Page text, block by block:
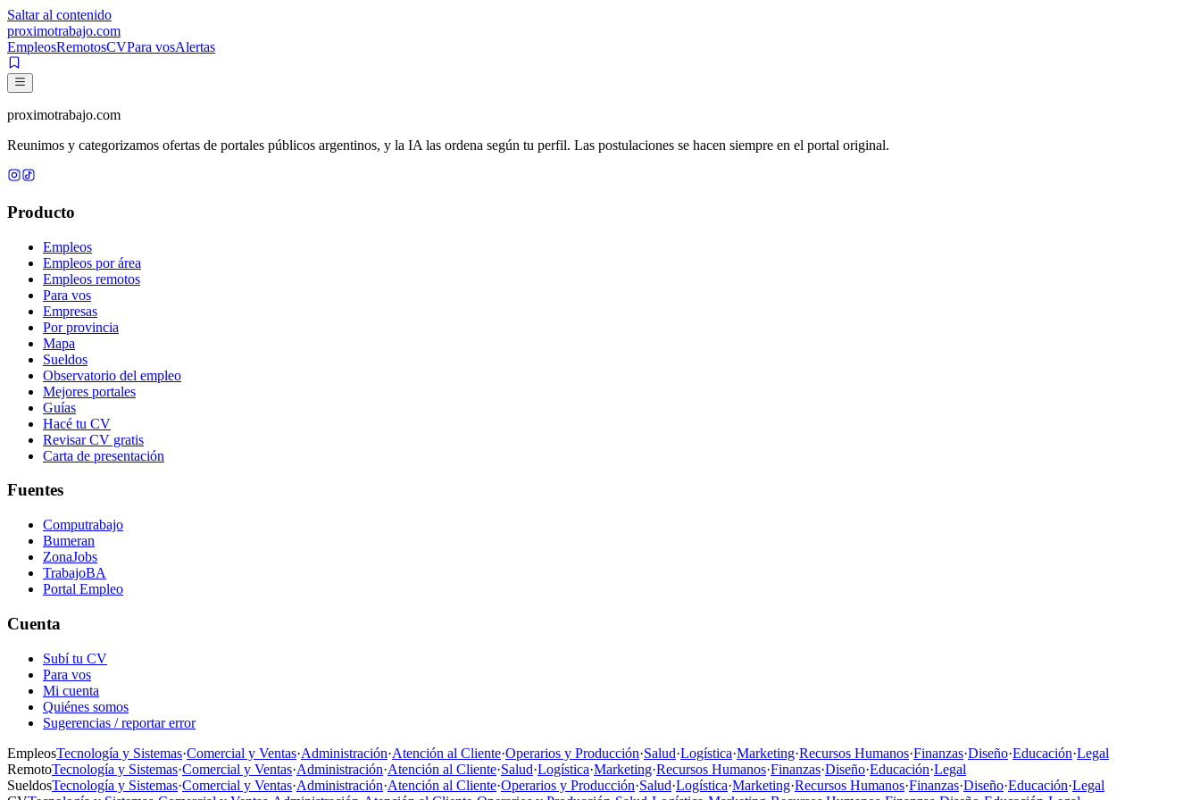
Saltar al contenido
proximotrabajo.com
EmpleosRemotosCVPara vosAlertas
proximotrabajo.com
Reunimos y categorizamos ofertas de portales públicos argentinos, y la IA las ordena según tu perfil. Las postulaciones se hacen siempre en el portal original.
Producto
Empleos
Empleos por área
Empleos remotos
Para vos
Empresas
Por provincia
Mapa
Sueldos
Observatorio del empleo
Mejores portales
Guías
Hacé tu CV
Revisar CV gratis
Carta de presentación
Fuentes
Computrabajo
Bumeran
ZonaJobs
TrabajoBA
Portal Empleo
Cuenta
Subí tu CV
Para vos
Mi cuenta
Quiénes somos
Sugerencias / reportar error
EmpleosTecnología y Sistemas·Comercial y Ventas·Administración·Atención al Cliente·Operarios y Producción·Salud·Logística·Marketing·Recursos Humanos·Finanzas·Diseño·Educación·Legal
RemotoTecnología y Sistemas·Comercial y Ventas·Administración·Atención al Cliente·Salud·Logística·Marketing·Recursos Humanos·Finanzas·Diseño·Educación·Legal
SueldosTecnología y Sistemas·Comercial y Ventas·Administración·Atención al Cliente·Operarios y Producción·Salud·Logística·Marketing·Recursos Humanos·Finanzas·Diseño·Educación·Legal